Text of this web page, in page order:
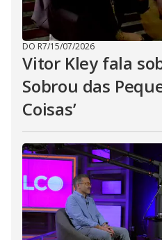
DO R7/15/07/2026
Vitor Kley fala
Sobrou das
Coisas’